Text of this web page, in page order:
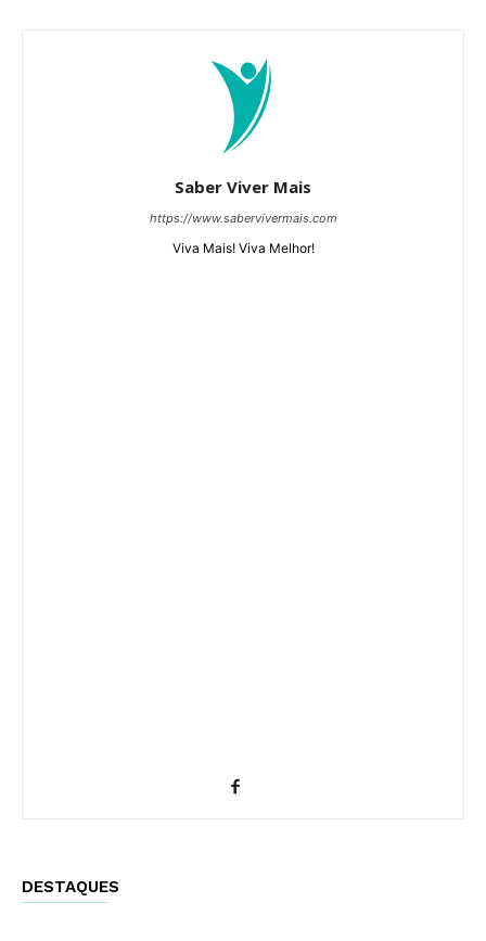
Saber Viver Mais
https://www.sabervivermais.com
Viva Mais! Viva Melhor!
DESTAQUES